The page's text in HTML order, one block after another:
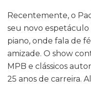
Recentemente, o
seu novo espetáculo
piano, onde fala de
amizade. O show
MPB e clássicos
25 anos de carreira.